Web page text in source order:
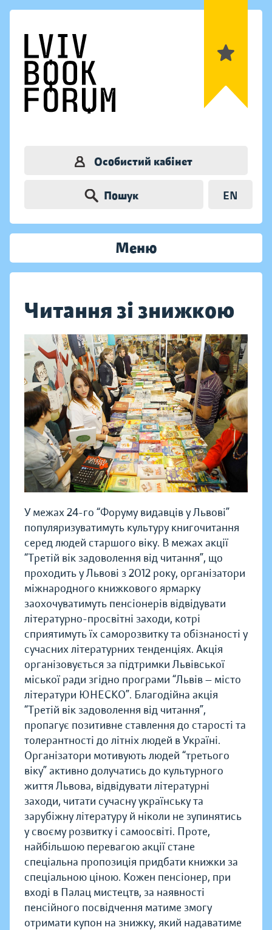
Особистий кабінет
Пошук EN
Меню
Читання зі знижкою
У межах 24-го “Форуму видавців у Львові”
популяризуватимуть культуру книгочитання
серед людей старшого віку. В межах акції
“Третій вік задоволення від читання”, що
проходить у Львові з 2012 року, організатори
міжнародного книжкового ярмарку
заохочуватимуть пенсіонерів відвідувати
літературно-просвітні заходи, котрі
сприятимуть їх саморозвитку та обізнаності у
сучасних літературних тенденціях. Акція
організовується за підтримки Львівської
міської ради згідно програми “Львів — місто
літератури ЮНЕСКО”. Благодійна акція
“Третій вік задоволення від читання”,
пропагує позитивне ставлення до старості та
толерантності до літніх людей в Україні.
Організатори мотивують людей “третього
віку” активно долучатись до культурного
життя Львова, відвідувати літературні
заходи, читати сучасну українську та
зарубіжну літературу й ніколи не зупинятись
у своєму розвитку і самоосвіті. Проте,
найбільшою перевагою акції стане
спеціальна пропозиція придбати книжки за
спеціальною ціною. Кожен пенсіонер, при
вході в Палац мистецтв, за наявності
пенсійного посвідчення матиме змогу
отримати купон на знижку, який надаватиме